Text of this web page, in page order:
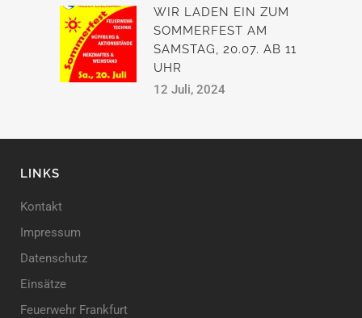
WIR LADEN EIN ZUM
SOMMERFEST AM
SAMSTAG, 20.07. AB 11
UHR
12 Juli, 2024
LINKS
Kontakt
Impressum
Datenschutz
Einsätze
Feuerwehr Frankfurt